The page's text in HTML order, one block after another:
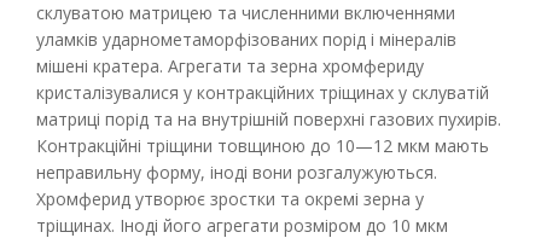
склуватою матрицею та численними включеннями
уламків ударнометаморфізованих порід і мінералів
мішені кратера. Агрегати та зерна хромфериду
кристалізувалися у контракційних тріщинах у склуватій
матриці порід та на внутрішній поверхні газових пухирів.
Контракційні тріщини товщиною до 10—12 мкм мають
неправильну форму, іноді вони розгалужуються.
Хромферид утворює зростки та окремі зерна у
тріщинах. Іноді його агрегати розміром до 10 мкм